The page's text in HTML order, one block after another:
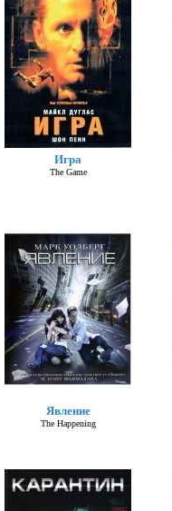
Игра
The Game
Явление
The Happening